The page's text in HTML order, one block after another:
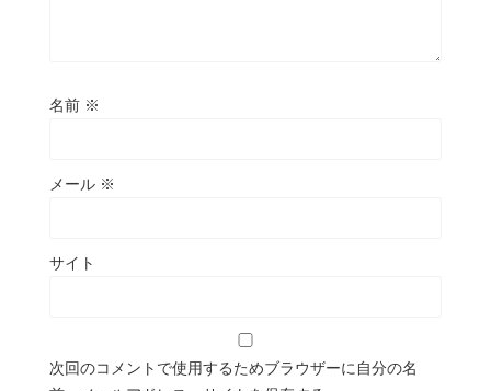
名前 ※
メール ※
サイト
次回のコメントで使用するためブラウザーに自分の名